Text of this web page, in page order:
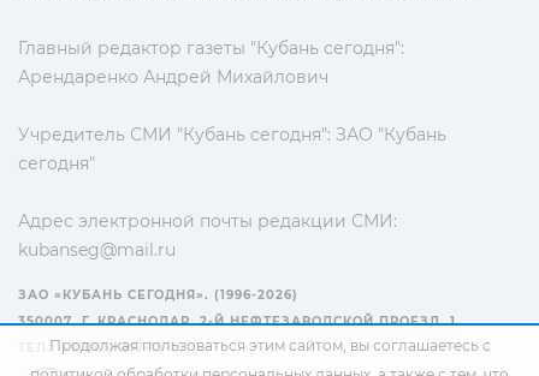
Главный редактор газеты "Кубань сегодня":
Арендаренко Андрей Михайлович
Учредитель СМИ "Кубань сегодня": ЗАО "Кубань
сегодня"
Адрес электронной почты редакции СМИ:
kubanseg@mail.ru
ЗАО «КУБАНЬ СЕГОДНЯ». (1996-2026)
350007, Г. КРАСНОДАР, 2-Й НЕФТЕЗАВОДСКОЙ ПРОЕЗД, 1
ТЕЛ.: +7(861) 267-15-15
Продолжая пользоваться этим сайтом, вы соглашаетесь с